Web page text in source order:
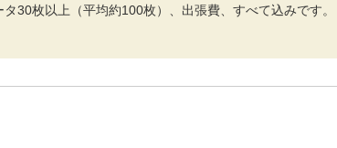
30枚以上（平均約100枚）、出張費、すべて込みです。